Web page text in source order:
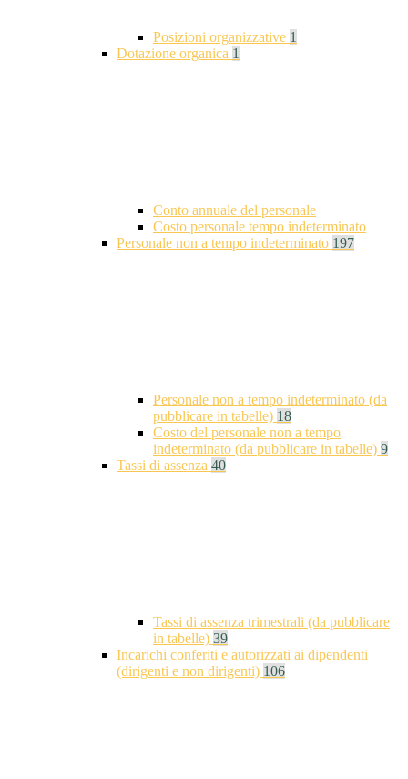
Posizioni organizzative 1
Dotazione organica 1
Conto annuale del personale
Costo personale tempo indeterminato
Personale non a tempo indeterminato 197
Personale non a tempo indeterminato (da
pubblicare in tabelle) 18
Costo del personale non a tempo
indeterminato (da pubblicare in tabelle) 9
Tassi di assenza 40
Tassi di assenza trimestrali (da pubblicare
in tabelle) 39
Incarichi conferiti e autorizzati ai dipendenti
(dirigenti e non dirigenti) 106